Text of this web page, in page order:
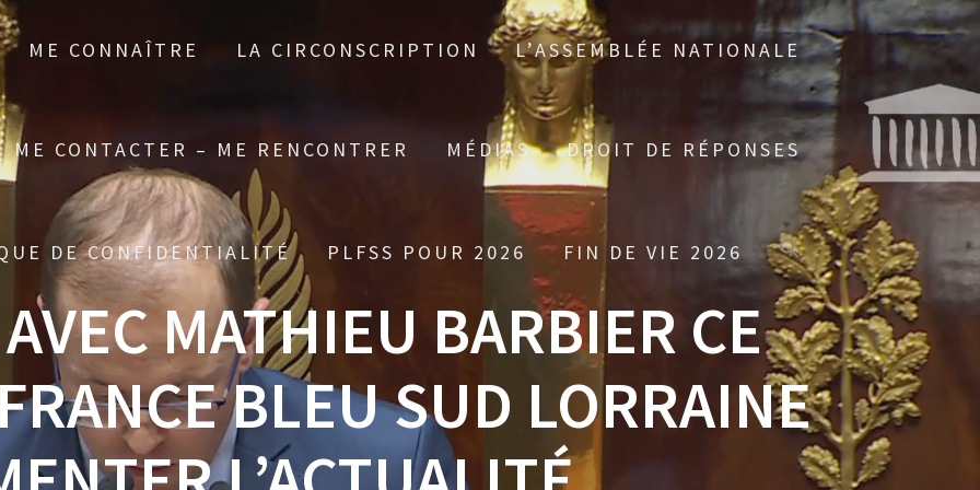
ME CONNAÎTRE LA CIRCONSCRIPTION L’ASSEMBLÉE NATIONALE
ME CONTACTER – ME RENCONTRER MÉDIAS DROIT DE RÉPONSES
DE CONFIDENTIALITÉ PLFSS POUR 2026 FIN DE VIE 2026
MATHIEU BARBIER CE
BLEU SUD LORRAINE